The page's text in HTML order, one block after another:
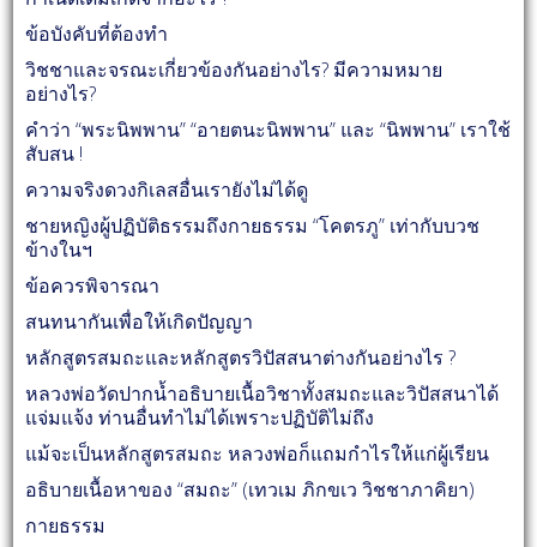
ข้อบังคับที่ต้องทำ
วิชชาและจรณะเกี่ยวข้องกันอย่างไร? มีความหมาย
อย่างไร?
คำว่า “พระนิพพาน” “อายตนะนิพพาน” และ “นิพพาน” เราใช้
สับสน !
ความจริงดวงกิเลสอื่นเรายังไม่ได้ดู
ชายหญิงผู้ปฏิบัติธรรมถึงกายธรรม “โคตรภู” เท่ากับบวช
ข้างในฯ
ข้อควรพิจารณา
สนทนากันเพื่อให้เกิดปัญญา
หลักสูตรสมถะและหลักสูตรวิปัสสนาต่างกันอย่างไร ?
หลวงพ่อวัดปากน้ำอธิบายเนื้อวิชาทั้งสมถะและวิปัสสนาได้
แจ่มแจ้ง ท่านอื่นทำไม่ได้เพราะปฏิบัติไม่ถึง
แม้จะเป็นหลักสูตรสมถะ หลวงพ่อก็แถมกำไรให้แก่ผู้เรียน
อธิบายเนื้อหาของ “สมถะ” (เทวเม ภิกขเว วิชชาภาคิยา)
กายธรรม